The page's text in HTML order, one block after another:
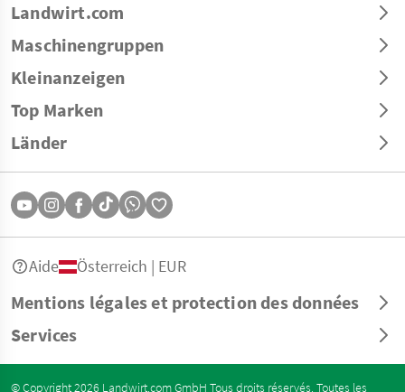
Landwirt.com
Maschinengruppen
Kleinanzeigen
Top Marken
Länder
Mentions légales et protection des données
Services
Aide Österreich | EUR
© Copyright 2026 Landwirt.com GmbH Tous droits réservés. Toutes les